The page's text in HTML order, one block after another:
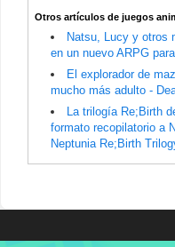
Otros artículos de juegos
Natsu, Lucy y otros
en un nuevo ARPG
El explorador de
mucho más adulto -
La trilogía Re;Birth
formato recopilatorio a
Neptunia Re;Birth